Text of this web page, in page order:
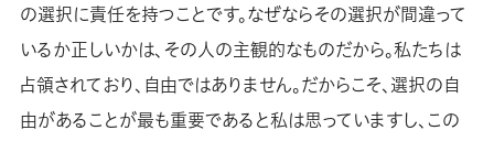
の選択に責任を持つことです。なぜならその選択が間違って
いるか正しいかは、その人の主観的なものだから。私たちは
占領されており、自由ではありません。だからこそ、選択の自
由があることが最も重要であると私は思っていますし、この